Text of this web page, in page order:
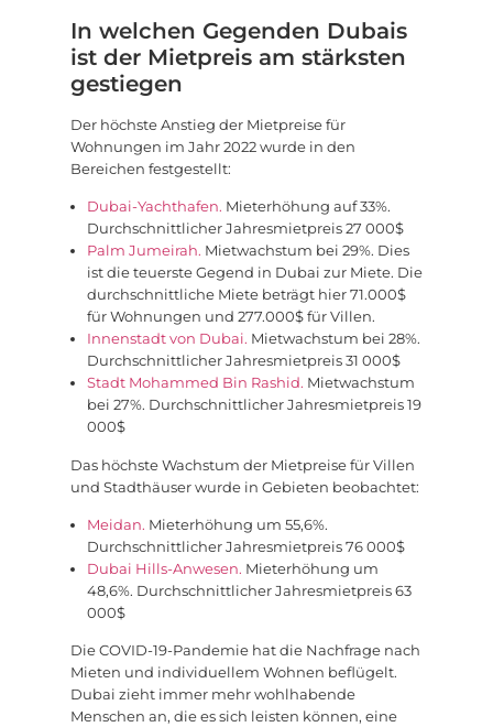
In welchen Gegenden Dubais
ist der Mietpreis am stärksten
gestiegen
Der höchste Anstieg der Mietpreise für
Wohnungen im Jahr 2022 wurde in den
Bereichen festgestellt:
Dubai-Yachthafen. Mieterhöhung auf 33%.
Durchschnittlicher Jahresmietpreis 27 000$
Palm Jumeirah. Mietwachstum bei 29%. Dies
ist die teuerste Gegend in Dubai zur Miete. Die
durchschnittliche Miete beträgt hier 71.000$
für Wohnungen und 277.000$ für Villen.
Innenstadt von Dubai. Mietwachstum bei 28%.
Durchschnittlicher Jahresmietpreis 31 000$
Stadt Mohammed Bin Rashid. Mietwachstum
bei 27%. Durchschnittlicher Jahresmietpreis 19
000$
Das höchste Wachstum der Mietpreise für Villen
und Stadthäuser wurde in Gebieten beobachtet:
Meidan. Mieterhöhung um 55,6%.
Durchschnittlicher Jahresmietpreis 76 000$
Dubai Hills-Anwesen. Mieterhöhung um
48,6%. Durchschnittlicher Jahresmietpreis 63
000$
Die COVID-19-Pandemie hat die Nachfrage nach
Mieten und individuellem Wohnen beflügelt.
Dubai zieht immer mehr wohlhabende
Menschen an, die es sich leisten können, eine